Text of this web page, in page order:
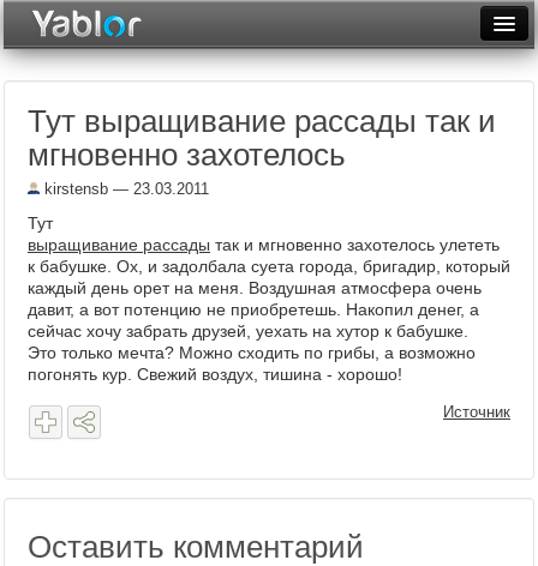
Неделя
Месяц
Архив
Фототоп
Видеотоп
Тут выращивание рассады так и
мгновенно захотелось
kirstensb — 23.03.2011
Тут
выращивание рассады так и мгновенно захотелось улететь
к бабушке. Ох, и задолбала суета города, бригадир, который
каждый день орет на меня. Воздушная атмосфера очень
давит, а вот потенцию не приобретешь. Накопил денег, а
сейчас хочу забрать друзей, уехать на хутор к бабушке.
Это только мечта? Можно сходить по грибы, а возможно
погонять кур. Свежий воздух, тишина - хорошо!
Источник
Оставить комментарий